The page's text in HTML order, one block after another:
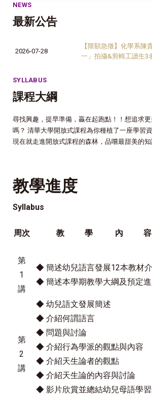
NEWS
最新公告
2026-07-28
【限額急徵】化學系陳
一」拍攝&剪輯工讀生3
SYLLABUS
課程大綱
尋找興趣，提早準備，贏在起跑點！！想追求
嗎？ 清華大學開放式課程為你種植了一座學習
現在就走進開放式課程的森林，品嚐最甜美的知
教學進度
Syllabus
周次 教 學 內 容
第
1
講
◆ 簡述幼兒語言發展12本教材
◆ 簡述本學期教學大綱及預定
第
2
講
◆ 幼兒語文發展簡述
◆ 介紹何謂語言
◆ 問題與討論
◆ 介紹行為學派的觀點與內容
◆ 介紹天生論者的觀點
◆ 介紹天生論的內容與討論
◆ 影片欣賞並總結幼兒母語學